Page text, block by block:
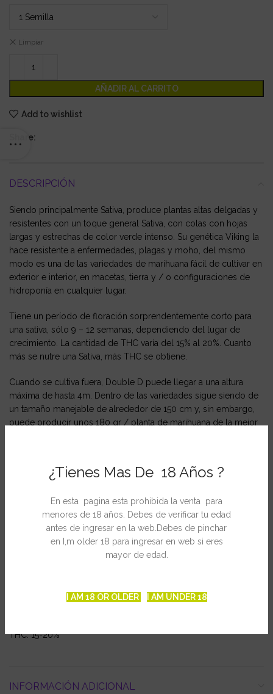
¿Tienes Mas De 18 Años ?
En esta pagina esta prohibida la venta para
menores de 18 años. Debes de verificar tu edad
antes de ingresar en la web.Debes de pinchar
en I,m older 18 para ingresar en web si eres
mayor de edad.
I AM 18 OR OLDER I AM UNDER 18
Limpiar
AÑADIR AL CARRITO
Add to wishlist
Share:
DESCRIPCIÓN
Siendo principalmente Sativa, produce plantas altas delgadas y
resistentes con un toque general Sativa, con colas con hojas
largas y estrechas de color verde intenso. Su genética Viking la
hace resistente a enfermedades, plagas y moho, del mismo
modo es una de las variedades de marihuana fácil de cultivar en
exterior e interior, en macetas, tierra y / o configuraciones de
hidroponía en cualquier lugar.
Tiene un período de floración sorprendentemente corto para
una sativa, sólo 9 – 12 semanas, dependiendo del lugar de
crecimiento. La cantidad de THC varía del 15% al 20%. Cuanto
más se nutre una Sativa, más THC se obtiene.
Cuando se cultiva fuera, Double D puede llegar a una altura
máxima de hasta 4m. Dentro de las variedades sigue siendo de
un tamaño manejable de alrededor de 150 cm y, sin embargo,
puede producir unos 180 gr / planta de marihuana de la mejor
Ficha Técnica
Banco:KC Brains
Tipos de semilla:Feminizada
Mod. Cultivo: Interior / Exterior
Fenotipo: sativa-indica
Genotipo: Vikingo x Big Buds x KC 636
Producción interior: 300gr/m2
THC: 15-20%
INFORMACIÓN ADICIONAL